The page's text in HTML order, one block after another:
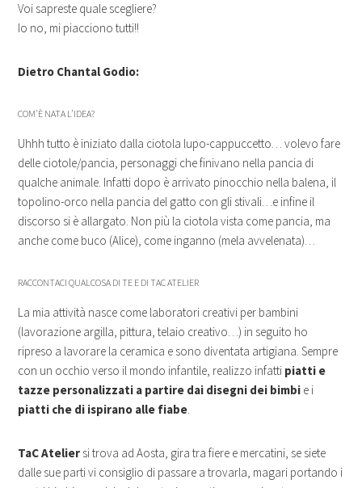
Voi sapreste quale scegliere?
Io no, mi piacciono tutti!!
Dietro Chantal Godio:
COM’È NATA L’IDEA?
Uhhh tutto è iniziato dalla ciotola lupo-cappuccetto… volevo fare
delle ciotole/pancia, personaggi che finivano nella pancia di
qualche animale. Infatti dopo è arrivato pinocchio nella balena, il
topolino-orco nella pancia del gatto con gli stivali…e infine il
discorso si è allargato. Non più la ciotola vista come pancia, ma
anche come buco (Alice), come inganno (mela avvelenata)…
RACCONTACI QUALCOSA DI TE E DI TAC ATELIER
La mia attività nasce come laboratori creativi per bambini
(lavorazione argilla, pittura, telaio creativo…) in seguito ho
ripreso a lavorare la ceramica e sono diventata artigiana. Sempre
con un occhio verso il mondo infantile, realizzo infatti piatti e
tazze personalizzati a partire dai disegni dei bimbi e i
piatti che di ispirano alle fiabe.
TaC Atelier si trova ad Aosta, gira tra fiere e mercatini, se siete
dalle sue parti vi consiglio di passare a trovarla, magari portando i